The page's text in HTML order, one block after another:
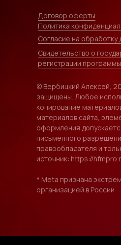
© Вербицкий Алексей,
защищены. Любое
копирование
материалов сайта,
оформления
письменного
правообладателя и
источник: https://
* Meta признана
организацией в России
Договор оферты
Политика
Согласие на обработку
Свидетельство о
регистрации